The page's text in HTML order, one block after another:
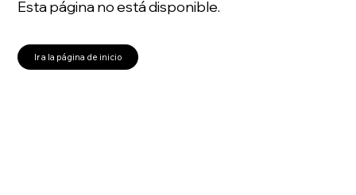
Esta página no está disponible.
Ir a la página de inicio